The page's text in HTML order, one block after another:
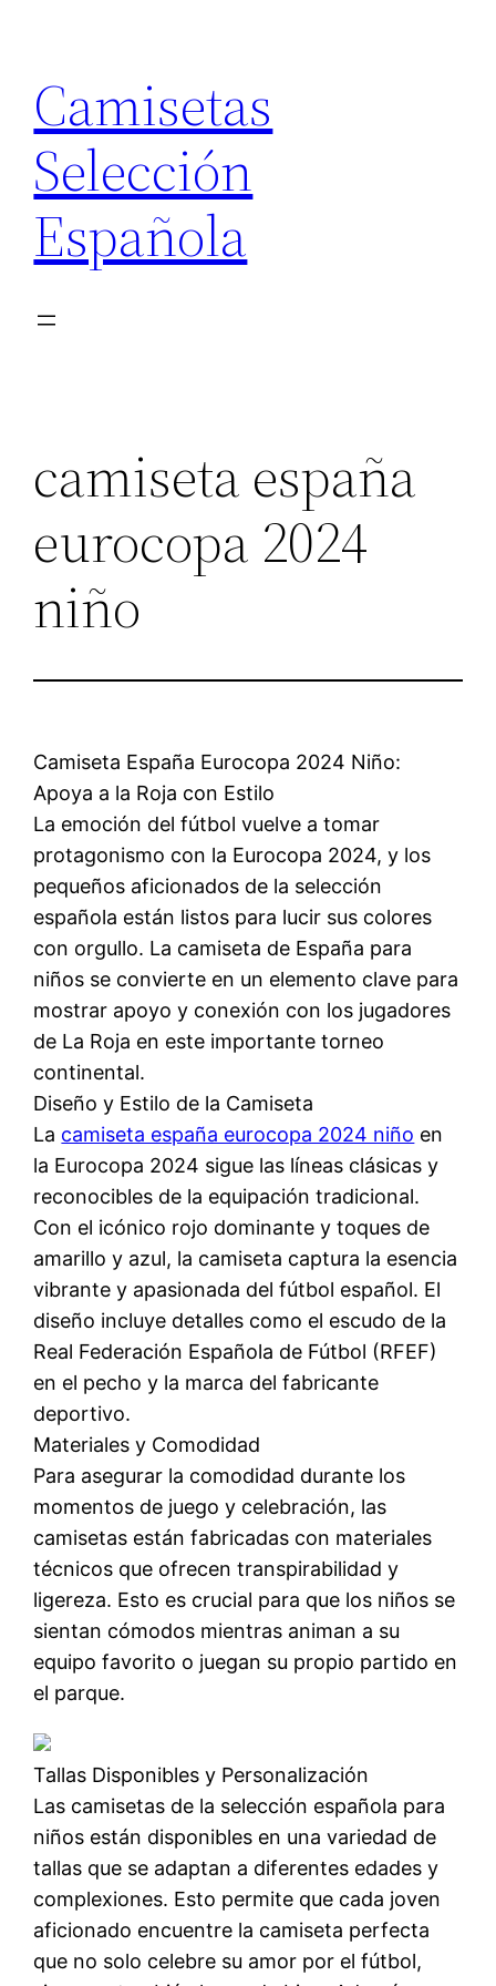
contenido
Camisetas
Selección
Española
camiseta españa
eurocopa 2024
niño
Camiseta España Eurocopa 2024 Niño:
Apoya a la Roja con Estilo
La emoción del fútbol vuelve a tomar
protagonismo con la Eurocopa 2024, y los
pequeños aficionados de la selección
española están listos para lucir sus colores
con orgullo. La camiseta de España para
niños se convierte en un elemento clave para
mostrar apoyo y conexión con los jugadores
de La Roja en este importante torneo
continental.
Diseño y Estilo de la Camiseta
La camiseta españa eurocopa 2024 niño en
la Eurocopa 2024 sigue las líneas clásicas y
reconocibles de la equipación tradicional.
Con el icónico rojo dominante y toques de
amarillo y azul, la camiseta captura la esencia
vibrante y apasionada del fútbol español. El
diseño incluye detalles como el escudo de la
Real Federación Española de Fútbol (RFEF)
en el pecho y la marca del fabricante
deportivo.
Materiales y Comodidad
Para asegurar la comodidad durante los
momentos de juego y celebración, las
camisetas están fabricadas con materiales
técnicos que ofrecen transpirabilidad y
ligereza. Esto es crucial para que los niños se
sientan cómodos mientras animan a su
equipo favorito o juegan su propio partido en
el parque.
Tallas Disponibles y Personalización
Las camisetas de la selección española para
niños están disponibles en una variedad de
tallas que se adaptan a diferentes edades y
complexiones. Esto permite que cada joven
aficionado encuentre la camiseta perfecta
que no solo celebre su amor por el fútbol,